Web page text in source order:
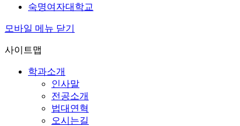
숙명여자대학교
모바일 메뉴 닫기
사이트맵
학과소개
인사말
전공소개
법대연혁
오시는길